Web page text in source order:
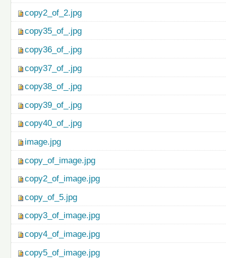
copy2_of_2.jpg
copy35_of_.jpg
copy36_of_.jpg
copy37_of_.jpg
copy38_of_.jpg
copy39_of_.jpg
copy40_of_.jpg
image.jpg
copy_of_image.jpg
copy2_of_image.jpg
copy_of_5.jpg
copy3_of_image.jpg
copy4_of_image.jpg
copy5_of_image.jpg